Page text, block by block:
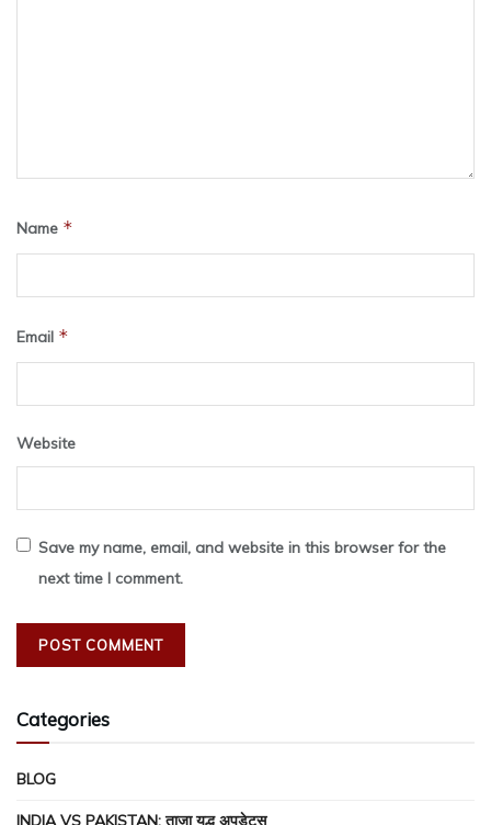
Name *
Email *
Website
Save my name, email, and website in this browser for the
next time I comment.
Categories
BLOG
INDIA VS PAKISTAN: ताज़ा युद्ध अपडेट्स